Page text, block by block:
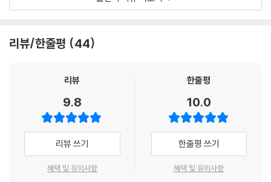
록 알려 주는 것이 바로 유아기 때 필요한 성교육이고요.
는 누군가 내 몸을 만졌을 때 기분이 좋지 않다면 “싫어요, 안 돼요, 도와주
은 ‘기분이 좋지 않은 느낌’, 부정적인 스킨십을 재빨리 알아챈다고 해요.
평소 부모와의 관계가 어떤지에 따라 달라지지요. ‘성폭력 예방 교육’에만
기대지 말고, 평소 가정에서, 일상에서 성교육이 이루어져야 하는 까닭입
니다. 성교육을 어색하다거나 어렵게 생각하지 말고 『엄마 씨앗 아빠 씨
앗』의 상상력 넘치는 글과 간결하게 핵심을 전하는 그림을 보며, 궁금증도
해소하고 서로 믿음을 쌓아 가는 시간을 마련해 보세요.
리뷰/한줄평 44
리뷰
9.8
리뷰 쓰기
혜택 및 유의사항
한줄평
10.0
한줄평 쓰기
혜택 및 유의사항